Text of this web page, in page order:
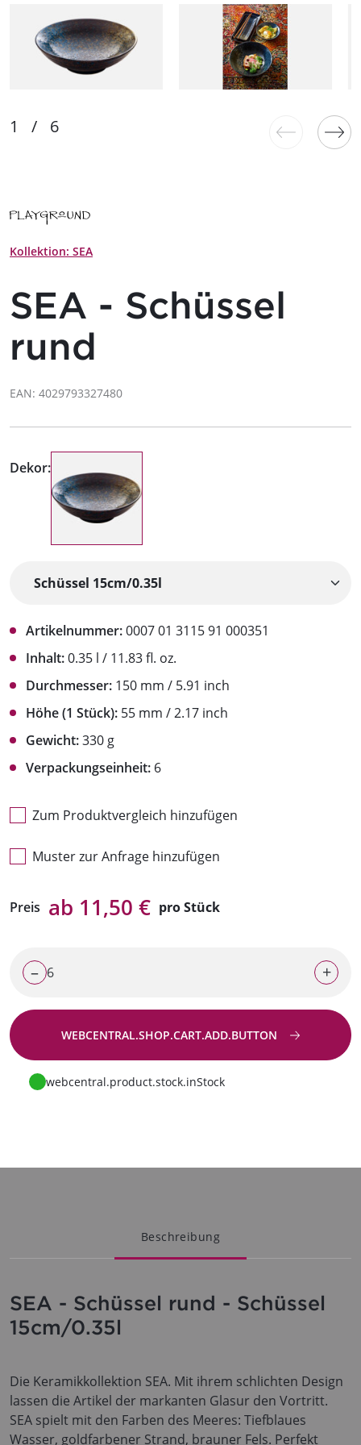
Kollektion: SEA
SEA - Schüssel
rund
EAN: 4029793327480
Dekor:
Artikelnummer:0007 01 3115 91 000351
Inhalt:0.35 l / 11.83 fl. oz.
Durchmesser: 150 mm / 5.91 inch
Höhe (1 Stück): 55 mm / 2.17 inch
Gewicht:330 g
Verpackungseinheit: 6
Zum Produktvergleich hinzufügen
Muster zur Anfrage hinzufügen
Preis ab 11,50 € pro Stück
– +
WEBCENTRAL.SHOP.CART.ADD.BUTTON
Zur Anfrage
webcentral.product.stock.inStock
Beschreibung
SEA - Schüssel rund - Schüssel
15cm/0.35l
Die Keramikkollektion SEA. Mit ihrem schlichten Design
lassen die Artikel der markanten Glasur den Vortritt.
SEA spielt mit den Farben des Meeres: Tiefblaues
Wasser, goldfarbener Strand, brauner Fels. Perfekt